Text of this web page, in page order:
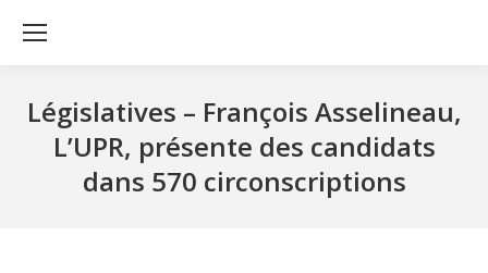
Législatives – François Asselineau,
L’UPR, présente des candidats
dans 570 circonscriptions